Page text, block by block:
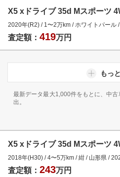
X5 xドライブ 35d Mスポーツ
2020年(R2) / 1 〜2万km / ホワイトパール /
査定額： 419万円
もっ
最新データ最大1,000件をもとに、中
出。
X5 xドライブ 35d Mスポーツ
2018年(H30) /4〜5万km /紺 / 山形県 /
査定額： 243万円